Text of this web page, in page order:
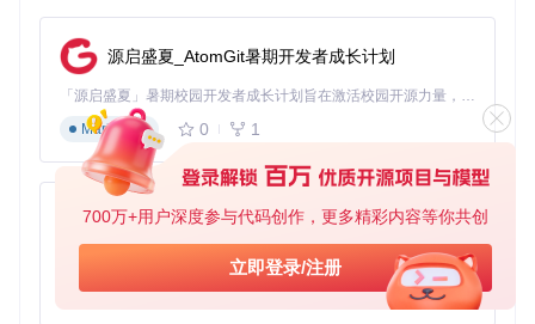
700万+用户深度参与代码创作，更多精彩内容等你共创
立即登录/注册
插件Service被调用时才会加载其代码和资源，避免了传统插
件方案中资源预加载导致的内存浪费。
兼容性：覆盖Android 4.0至最新版本
DroidPlugin通过细致的版本适配和反射技术，实现了对Androi
d 4.0（API 14）至最新版本的全面支持。针对不同Android版
本中Service管理机制的差异，框架提供了相应的适配策略，
确保插件Service在各版本系统中均能正常工作。
扩展性：支持自定义Service生命周期管理
框架设计了灵活的生命周期管理接口，允许开发者根据需求自
定义插件Service的生命周期行为。通过实现PluginCallback接
口，开发者可以介入Service的创建、启动、绑定和销毁等关
源启盛夏_AtomGit暑期开发者成长计划
「源启盛夏」暑期校园开发者成长计划旨在激活校园开源力量，通过积分激励、认证扶持、资源倾斜等形式，引导高校组织和开发者完成「入驻 — 建项目 — 做贡献 — 获认证 — 得资源」的完整闭环。无论你是想带领社团入驻平台的组织者，还是希望用代码贡献证明自己的开发者，都能在这里找到属于你的成长路径。
Markdown
0 1
py-xiaozhi
基于Python的Xiaozhi AI，适用于想要完整Xiaozhi体验而无需拥有专用硬件的用户。
Python
0 1